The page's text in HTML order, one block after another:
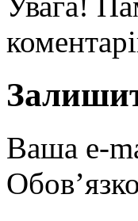
Ваша e-